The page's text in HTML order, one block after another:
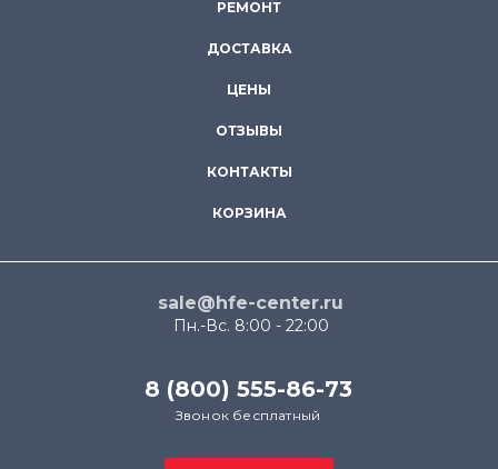
РЕМОНТ
ДОСТАВКА
ЦЕНЫ
ОТЗЫВЫ
КОНТАКТЫ
КОРЗИНА
sale@hfe-center.ru
Пн.-Вс. 8:00 - 22:00
8 (800) 555-86-73
Звонок бесплатный